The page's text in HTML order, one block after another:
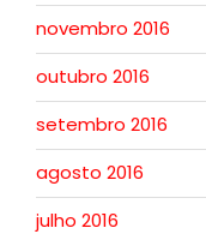
novembro 2016
outubro 2016
setembro 2016
agosto 2016
julho 2016